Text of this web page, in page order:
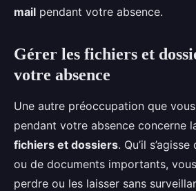
mail pendant votre absence.
Gérer les fichiers et
votre absence
Une autre préoccupation que
pendant votre absence concerne
fichiers et dossiers. Qu’il s’agisse
ou de documents importants,
perdre ou les laisser sans